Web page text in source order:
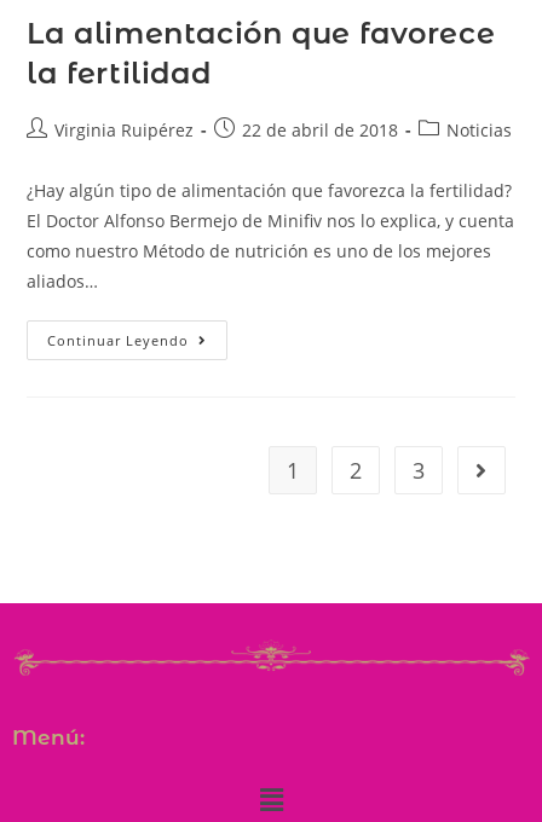
La alimentación que favorece
la fertilidad
Virginia Ruipérez 22 de abril de 2018 Noticias
¿Hay algún tipo de alimentación que favorezca la fertilidad?
El Doctor Alfonso Bermejo de Minifiv nos lo explica, y cuenta
como nuestro Método de nutrición es uno de los mejores
aliados…
Continuar Leyendo
1 2 3
Menú: